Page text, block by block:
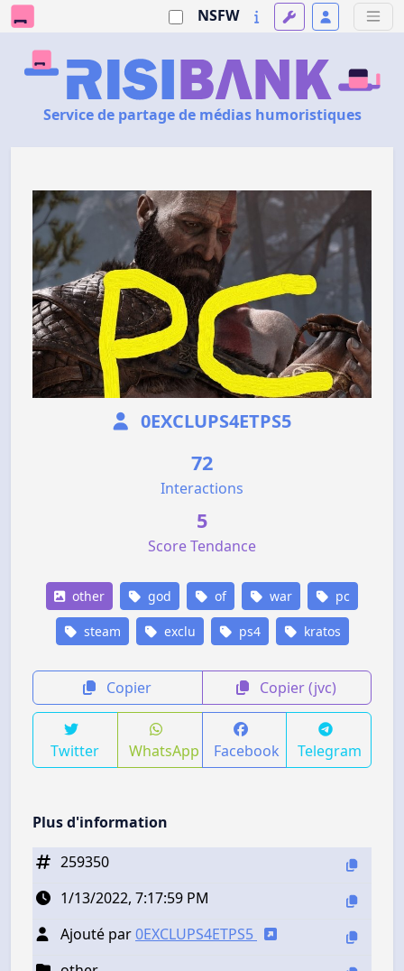
NSFW
Service de partage de médias humoristiques
0EXCLUPS4ETPS5
72
Interactions
5
Score Tendance
other god of war pc
steam exclu ps4 kratos
Copier Copier (jvc)
Twitter WhatsApp Facebook Telegram
Plus d'information
259350
1/13/2022, 7:17:59 PM
Ajouté par0EXCLUPS4ETPS5